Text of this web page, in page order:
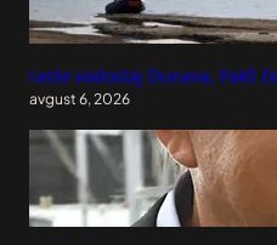
raste vodostaj Dunava, Pakš
avgust 6, 2026